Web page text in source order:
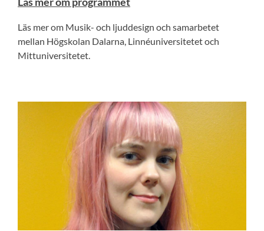
Läs mer om Musik- och ljuddesign och samarbetet
mellan Högskolan Dalarna, Linnéuniversitetet och
Mittuniversitetet.